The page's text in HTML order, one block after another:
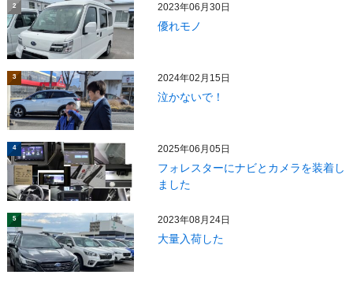
2 2023年06月30日
優れモノ
3 2024年02月15日
泣かないで！
4 2025年06月05日
フォレスターにナビとカメラを装着し
ました
5 2023年08月24日
大量入荷した